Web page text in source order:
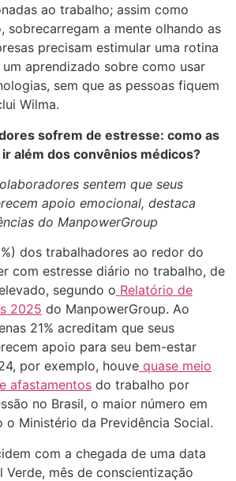
ao trabalho; assim como
sobrecarregam a mente olhando as
precisam estimular uma rotina
aprendizado sobre como usar
sem que as pessoas fiquem
Wilma.
sofrem de estresse: como as
além dos convênios médicos?
sentem que seus
apoio emocional, destaca
do ManpowerGroup
dos trabalhadores ao redor do
com estresse diário no trabalho, de
segundo o Relatório de
2025 do ManpowerGroup. Ao
21% acreditam que seus
apoio para seu bem-estar
por exemplo, houve quase meio
afastamentos do trabalho por
no Brasil, o maior número em
o Ministério da Previdência Social.
com a chegada de uma data
mês de conscientização